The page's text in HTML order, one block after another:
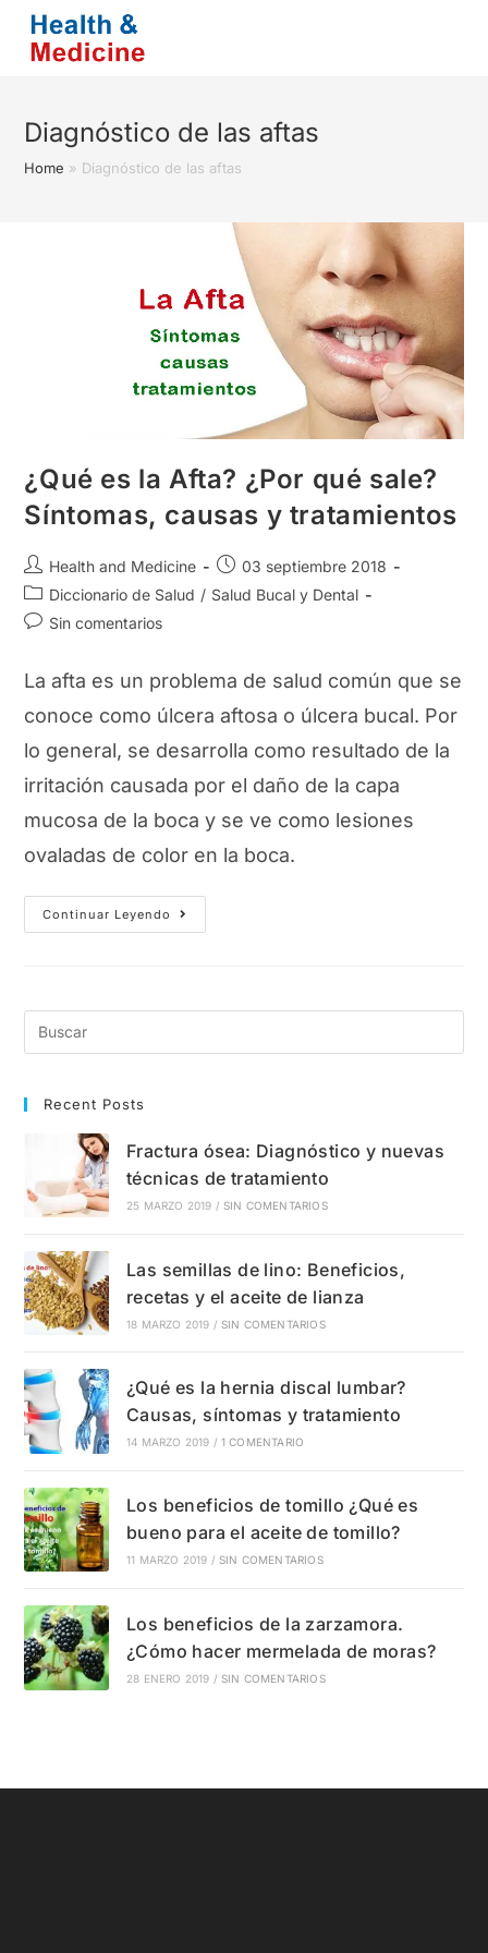
Saltar
contenido
Diagnóstico de las aftas
Home » Diagnóstico de las aftas
¿Qué es la Afta? ¿Por qué sale?
Síntomas, causas y tratamientos
Autor
de
la
entrada:
Health and Medicine
Publicación
de
03 septiembre 2018
Categoría
de
Diccionario de Salud / Salud Bucal y Dental
Comentarios
entrada:
Sin comentarios
La afta es un problema de salud común que se
conoce como úlcera aftosa o úlcera bucal. Por
lo general, se desarrolla como resultado de la
irritación causada por el daño de la capa
mucosa de la boca y se ve como lesiones
ovaladas de color en la boca.
Continuar Leyendo
¿Qué
Es
Y
Recent Posts
Fractura ósea: Diagnóstico y nuevas
técnicas de tratamiento
25 MARZO 2019 / SIN COMENTARIOS
Las semillas de lino: Beneficios,
recetas y el aceite de lianza
18 MARZO 2019 / SIN COMENTARIOS
¿Qué es la hernia discal lumbar?
Causas, síntomas y tratamiento
14 MARZO 2019 / 1 COMENTARIO
Los beneficios de tomillo ¿Qué es
bueno para el aceite de tomillo?
11 MARZO 2019 / SIN COMENTARIOS
Los beneficios de la zarzamora.
¿Cómo hacer mermelada de moras?
28 ENERO 2019 / SIN COMENTARIOS